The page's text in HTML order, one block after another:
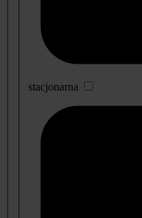
stacjonarna